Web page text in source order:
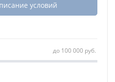
условий
100 000 руб.